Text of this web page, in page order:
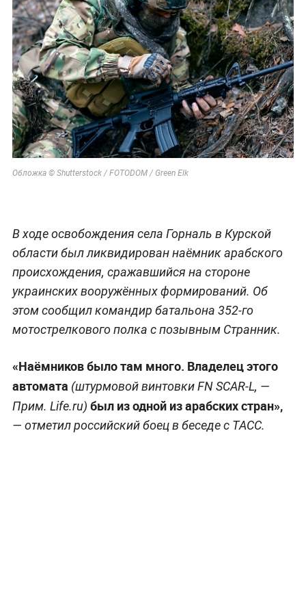
Обложка © Shutterstock / FOTODOM / Green Elk
В ходе освобождения села Горналь в Курской
области был ликвидирован наёмник арабского
происхождения, сражавшийся на стороне
украинских вооружённых формирований. Об
этом сообщил командир батальона 352-го
мотострелкового полка с позывным Странник.
«Наёмников было там много. Владелец этого
автомата (штурмовой винтовки FN SCAR-L, —
Прим. Life.ru) был из одной из арабских стран»,
— отметил российский боец в беседе с ТАСС.